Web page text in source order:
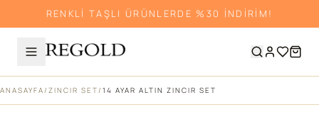
RENKLİ TAŞLI ÜRÜNLERDE %30 İNDİRİM!
ANASAYFA/ ZINCIR SET/ 14 AYAR ALTIN ZINCIR SET